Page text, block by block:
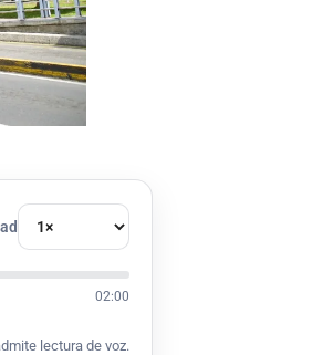
02:00
lectura de voz.